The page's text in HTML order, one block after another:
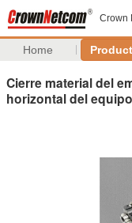
Crown
Home
Cierre material del
horizontal del